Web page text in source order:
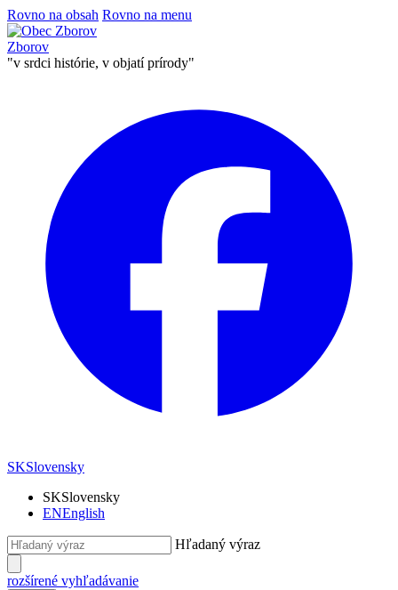
Rovno na obsah Rovno na menu
Zborov
"v srdci histórie, v objatí prírody"
SKSlovensky
SKSlovensky
ENEnglish
Hľadaný výraz
rozšírené vyhľadávanie